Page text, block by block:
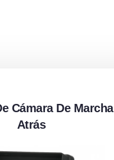
Cámara De Marcha
Atrás